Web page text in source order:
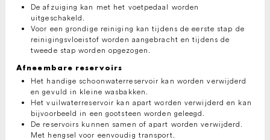
De afzuiging kan met het voetpedaal worden
uitgeschakeld.
Voor een grondige reiniging kan tijdens de eerste stap de
reinigingsvloeistof worden aangebracht en tijdens de
tweede stap worden opgezogen.
Afneembare reservoirs
Het handige schoonwaterreservoir kan worden verwijderd
en gevuld in kleine wasbakken.
Het vuilwaterreservoir kan apart worden verwijderd en kan
bijvoorbeeld in een gootsteen worden geleegd.
De reservoirs kunnen samen of apart worden verwijderd.
Met hengsel voor eenvoudig transport.